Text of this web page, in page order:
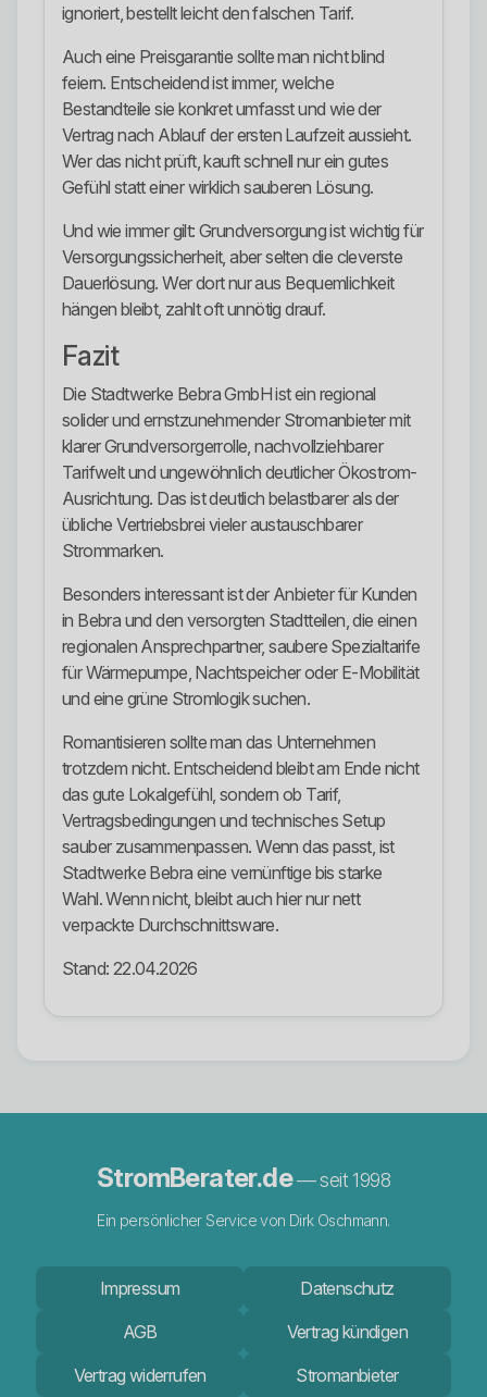
ignoriert, bestellt leicht den falschen Tarif.
Auch eine Preisgarantie sollte man nicht blind
feiern. Entscheidend ist immer, welche
Bestandteile sie konkret umfasst und wie der
Vertrag nach Ablauf der ersten Laufzeit aussieht.
Wer das nicht prüft, kauft schnell nur ein gutes
Gefühl statt einer wirklich sauberen Lösung.
Und wie immer gilt: Grundversorgung ist wichtig für
Versorgungssicherheit, aber selten die cleverste
Dauerlösung. Wer dort nur aus Bequemlichkeit
hängen bleibt, zahlt oft unnötig drauf.
Fazit
Die Stadtwerke Bebra GmbH ist ein regional
solider und ernstzunehmender Stromanbieter mit
klarer Grundversorgerrolle, nachvollziehbarer
Tarifwelt und ungewöhnlich deutlicher Ökostrom-
Ausrichtung. Das ist deutlich belastbarer als der
übliche Vertriebsbrei vieler austauschbarer
Strommarken.
Besonders interessant ist der Anbieter für Kunden
in Bebra und den versorgten Stadtteilen, die einen
regionalen Ansprechpartner, saubere Spezialtarife
für Wärmepumpe, Nachtspeicher oder E-Mobilität
und eine grüne Stromlogik suchen.
Romantisieren sollte man das Unternehmen
trotzdem nicht. Entscheidend bleibt am Ende nicht
das gute Lokalgefühl, sondern ob Tarif,
Vertragsbedingungen und technisches Setup
sauber zusammenpassen. Wenn das passt, ist
Stadtwerke Bebra eine vernünftige bis starke
Wahl. Wenn nicht, bleibt auch hier nur nett
verpackte Durchschnittsware.
Stand: 22.04.2026
StromBerater.de— seit 1998
Ein persönlicher Service von Dirk Oschmann.
Impressum
Datenschutz
AGB
Vertrag kündigen
Vertrag widerrufen
Stromanbieter